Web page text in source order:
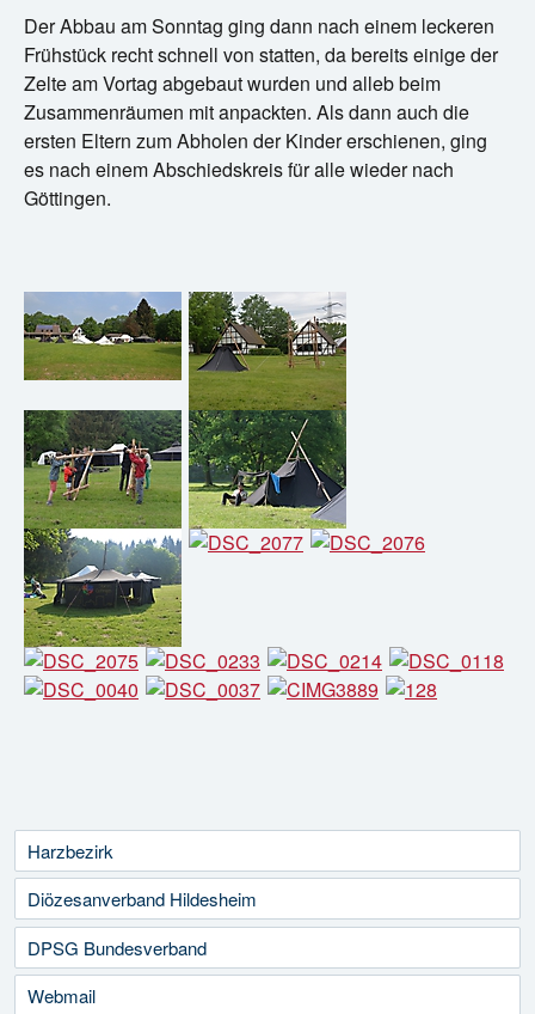
Der Abbau am Sonntag ging dann nach einem leckeren
Frühstück recht schnell von statten, da bereits einige der
Zelte am Vortag abgebaut wurden und alleb beim
Zusammenräumen mit anpackten. Als dann auch die
ersten Eltern zum Abholen der Kinder erschienen, ging
es nach einem Abschiedskreis für alle wieder nach
Göttingen.
Harzbezirk
Diözesanverband Hildesheim
DPSG Bundesverband
Webmail